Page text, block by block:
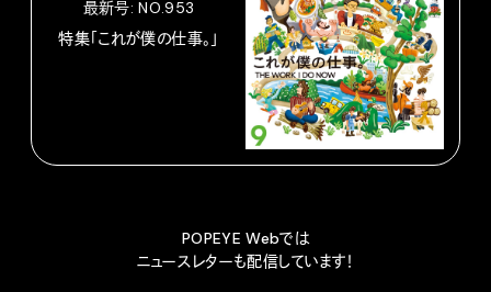
最新号: NO.953
特集「これが僕の仕事。」
POPEYE Webでは
ニュースレターも配信しています！